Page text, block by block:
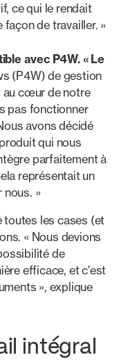
ce qui le rendait
de travailler. »
avec P4W. « Le
(P4W) de gestion
au cœur de notre
pas fonctionner
avons décidé
qui nous
parfaitement à
représentait un
nous. »
toutes les cases (et
« Nous devions
de
efficace, et c'est
», explique
intégral